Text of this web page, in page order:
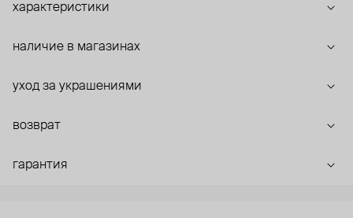
характеристики
наличие в магазинах
уход за украшениями
возврат
гарантия